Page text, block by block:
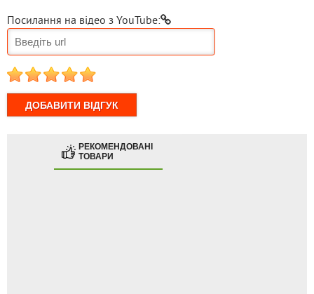
Посилання на відео з YouTube:
1 2 3 4 5
РЕКОМЕНДОВАНІ
ТОВАРИ